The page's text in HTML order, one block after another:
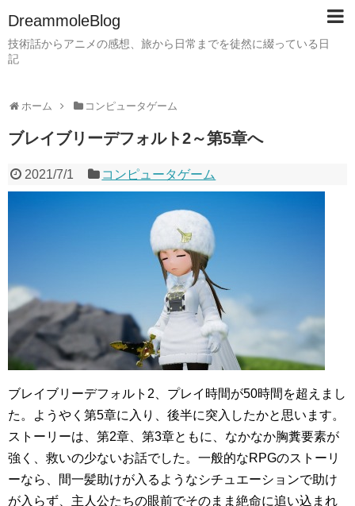
DreammoleBlog
技術話からアニメの感想、旅から日常までを徒然に綴っている日
記
ホーム コンピュータゲーム
ブレイブリーデフォルト2～第5章へ
2021/7/1 コンピュータゲーム
ブレイブリーデフォルト2、プレイ時間が50時間を超えまし
た。ようやく第5章に入り、後半に突入したかと思います。
ストーリーは、第2章、第3章ともに、なかなか胸糞要素が
強く、救いの少ないお話でした。一般的なRPGのストーリ
ーなら、間一髪助けが入るようなシチュエーションで助け
が入らず、主人公たちの眼前でそのまま絶命に追い込まれ